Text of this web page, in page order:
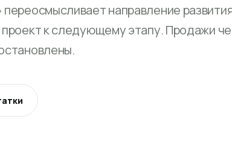
направление
к следующему этапу. Продажи